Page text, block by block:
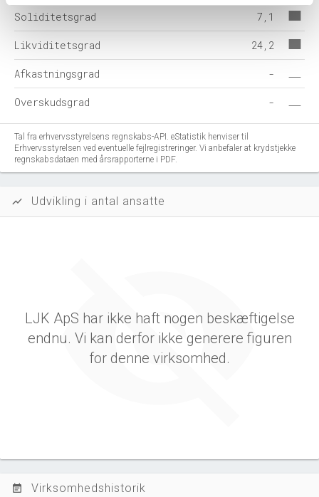
Soliditetsgrad 7,1
Likviditetsgrad 24,2
Afkastningsgrad -
Overskudsgrad -
Tal fra erhvervsstyrelsens regnskabs-API. eStatistik henviser til
Erhvervsstyrelsen ved eventuelle fejlregistreringer. Vi anbefaler at krydstjekke
regnskabsdataen med årsrapporterne i PDF.
show_chart Udvikling i antal ansatte
LJK ApS har ikke haft nogen beskæftigelse
endnu. Vi kan derfor ikke generere figuren
for denne virksomhed.
event_note Virksomhedshistorik